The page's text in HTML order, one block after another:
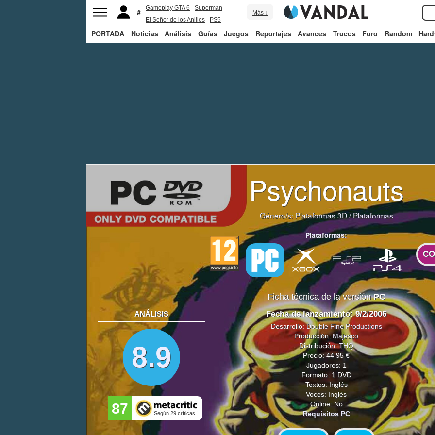
Gameplay GTA 6
Superman
El Señor de los Anillos
PS5
Más ↓
PORTADA Noticias Análisis Guías Juegos Reportajes Avances Trucos Foro Random
Psychonauts
Género/s: Plataformas 3D/Plataformas
Plataformas:
Ficha técnica de la versiónPC
ANÁLISIS
8.9
87 Según 29 críticas
Fecha de lanzamiento: 9/2/2006
Desarrollo:Double Fine Productions
Producción:Majesco
Distribución:THQ
Precio: 44.95 €
Jugadores: 1
Formato: 1 DVD
Textos: Inglés
Voces: Inglés
Online: No
Requisitos PC